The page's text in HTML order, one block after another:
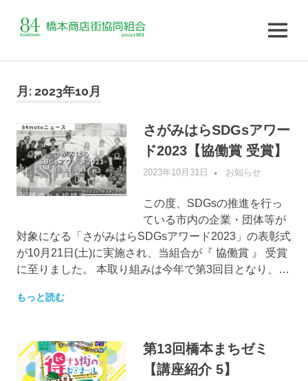
MENU
月:2023年10月
さがみはらSDGsアワー
ド2023【協働賞 受賞】
2023年10月31日 管理者
お知らせ
この度、SDGsの推進を行っ
ている市内の企業・団体等が
対象になる「さがみはらSDGsアワード2023」の表彰式
が10月21日(土)に実施され、当組合が『 協働賞 』 受賞
に至りました。 本取り組みは今年で第3回目となり、…
もっと読む
第13回橋本まちゼミ
【講座紹介 5】